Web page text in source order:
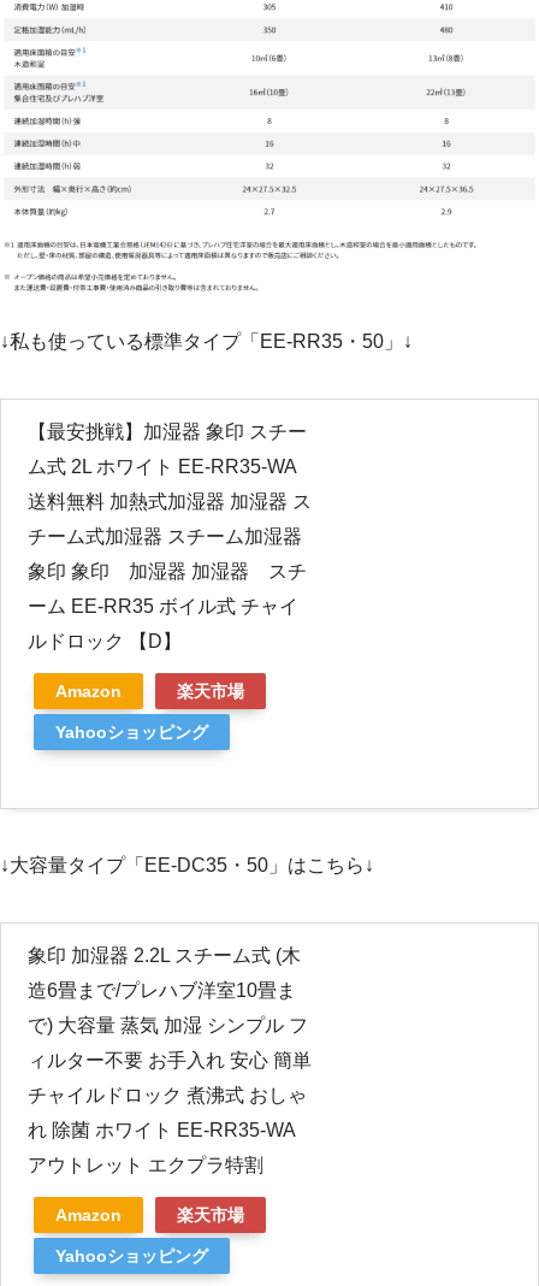
↓私も使っている標準タイプ「EE-RR35・50」↓
【最安挑戦】加湿器 象印 スチー
ム式 2L ホワイト EE-RR35-WA
送料無料 加熱式加湿器 加湿器 ス
チーム式加湿器 スチーム加湿器
象印 象印 加湿器 加湿器 スチ
ーム EE-RR35 ボイル式 チャイ
ルドロック 【D】
Amazon 楽天市場
Yahooショッピング
↓大容量タイプ「EE-DC35・50」はこちら↓
象印 加湿器 2.2L スチーム式 (木
造6畳まで/プレハブ洋室10畳ま
で) 大容量 蒸気 加湿 シンプル フ
ィルター不要 お手入れ 安心 簡単
チャイルドロック 煮沸式 おしゃ
れ 除菌 ホワイト EE-RR35-WA
アウトレット エクプラ特割
Amazon 楽天市場
Yahooショッピング